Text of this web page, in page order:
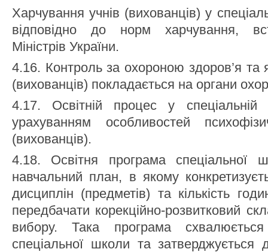
Харчування учнів (вихованців) у
відповідно до норм харчування,
Міністрів України.
4.16. Контроль за охороною здоров’я та
(вихованців) покладається на органи
4.17. Освітній процес у спеціальній
урахуванням особливостей
(вихованців).
4.18. Освітня програма спеціальної
навчальний план, в якому
дисциплін (предметів) та кількість
передбачати корекційно-розвитковий
вибору. Така програма
спеціальної школи та затверджується